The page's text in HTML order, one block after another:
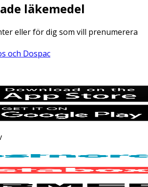
läkemedel
eller för dig som vill prenumerera
och Dospac